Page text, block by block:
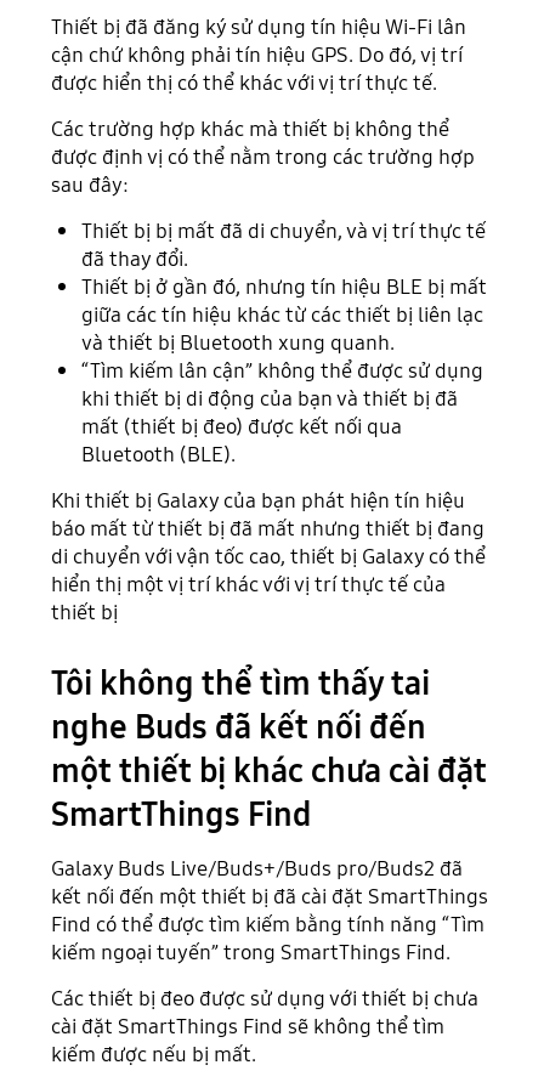
Thiết bị đã đăng ký sử dụng tín hiệu Wi-Fi lân
cận chứ không phải tín hiệu GPS. Do đó, vị trí
được hiển thị có thể khác với vị trí thực tế.
Các trường hợp khác mà thiết bị không thể
được định vị có thể nằm trong các trường hợp
sau đây:
Thiết bị bị mất đã di chuyển, và vị trí thực tế
đã thay đổi.
Thiết bị ở gần đó, nhưng tín hiệu BLE bị mất
giữa các tín hiệu khác từ các thiết bị liên lạc
và thiết bị Bluetooth xung quanh.
“Tìm kiếm lân cận” không thể được sử dụng
khi thiết bị di động của bạn và thiết bị đã
mất (thiết bị đeo) được kết nối qua
Bluetooth (BLE).
Khi thiết bị Galaxy của bạn phát hiện tín hiệu
báo mất từ thiết bị đã mất nhưng thiết bị đang
di chuyển với vận tốc cao, thiết bị Galaxy có thể
hiển thị một vị trí khác với vị trí thực tế của
thiết bị
Tôi không thể tìm thấy tai
nghe Buds đã kết nối đến
một thiết bị khác chưa cài đặt
SmartThings Find
Galaxy Buds Live/Buds+/Buds pro/Buds2 đã
kết nối đến một thiết bị đã cài đặt SmartThings
Find có thể được tìm kiếm bằng tính năng “Tìm
kiếm ngoại tuyến” trong SmartThings Find.
Các thiết bị đeo được sử dụng với thiết bị chưa
cài đặt SmartThings Find sẽ không thể tìm
kiếm được nếu bị mất.